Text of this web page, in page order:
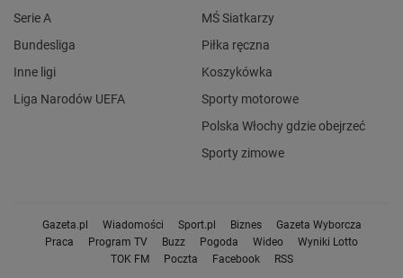
Serie A
Bundesliga
Inne ligi
Liga Narodów UEFA
MŚ Siatkarzy
Piłka ręczna
Koszykówka
Sporty motorowe
Polska Włochy gdzie obejrzeć
Sporty zimowe
Gazeta.pl Wiadomości Sport.pl Biznes
Gazeta Wyborcza
Praca
Program TV Buzz Pogoda Wideo
Wyniki Lotto
TOK FM
Poczta Facebook RSS